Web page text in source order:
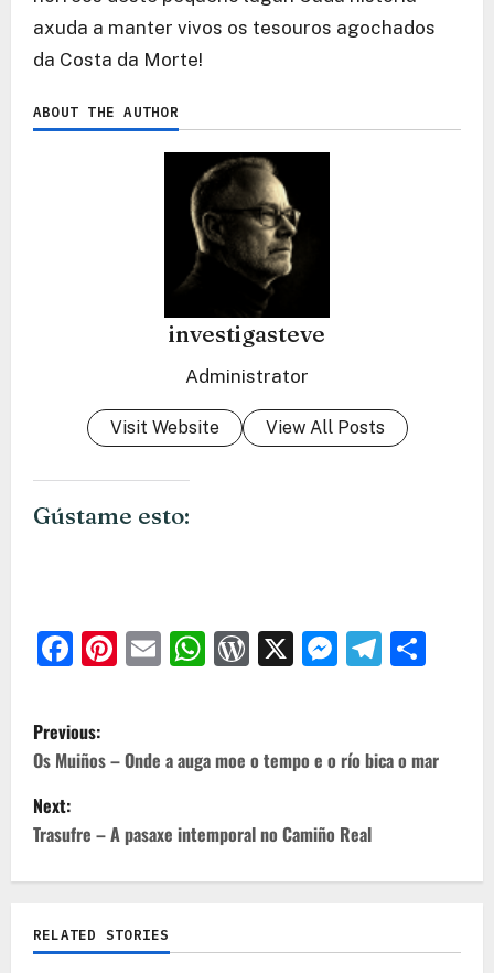
axuda a manter vivos os tesouros agochados
da Costa da Morte!
ABOUT THE AUTHOR
investigasteve
Administrator
Visit Website View All Posts
Gústame esto:
Facebook
Pinterest
EmailWhatsApp
WordPress
X
P
o
s
t
n
v
Previous:
Os Muiños – Onde a auga moe o tempo e o río bica o mar
Next:
Trasufre – A pasaxe intemporal no Camiño Real
RELATED STORIES